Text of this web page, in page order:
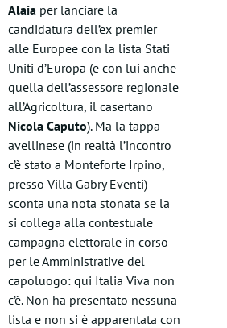
Alaia per lanciare la
candidatura dell’ex premier
alle Europee con la lista Stati
Uniti d’Europa (e con lui anche
quella dell’assessore regionale
all’Agricoltura, il casertano
Nicola Caputo). Ma la tappa
avellinese (in realtà l’incontro
c’è stato a Monteforte Irpino,
presso Villa Gabry Eventi)
sconta una nota stonata se la
si collega alla contestuale
campagna elettorale in corso
per le Amministrative del
capoluogo: qui Italia Viva non
c’è. Non ha presentato nessuna
lista e non si è apparentata con